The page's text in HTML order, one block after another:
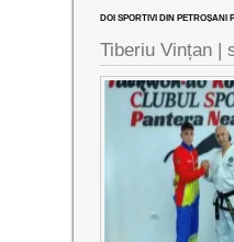
DOI SPORTIVI DIN
Tiberiu Vințan |